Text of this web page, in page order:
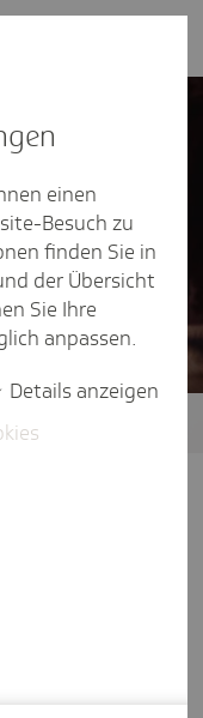
eine
einen
Besuch zu
finden Sie in
der Übersicht
Sie Ihre
anpassen.
Details anzeigen